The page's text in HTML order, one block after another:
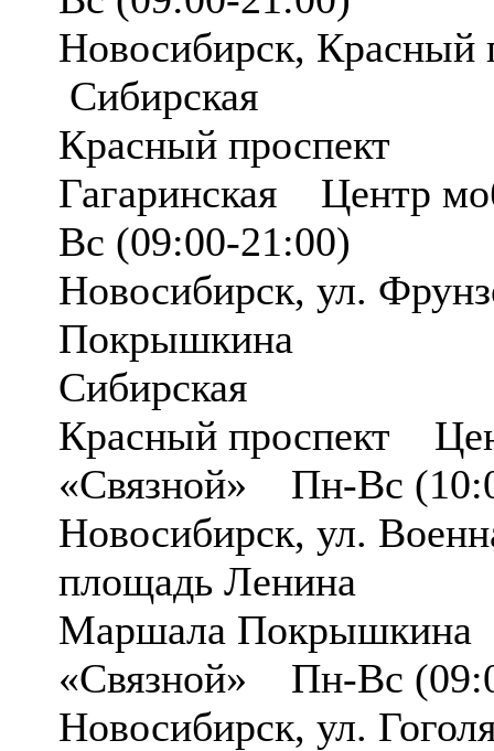
Новосибирск,
Сибирская
Красный проспект
Гагаринская Центр
Вс (09:00-21:00)
Новосибирск, ул.
Покрышкина
Сибирская
Красный проспект
«Связной» Пн-Вс
Новосибирск, ул.
площадь Ленина
Маршала Покрышкина
«Связной» Пн-Вс
Новосибирск, ул.